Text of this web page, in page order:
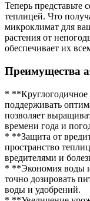
Теперь представьте
теплицей. Что
микроклимат для
растения от
обеспечивает их
Преимущества
*
поддерживать
позволяет
времени года и
* **Защита от
пространство
вредителями и
* **Экономия воды
точно дозировать
воды и удобрений.